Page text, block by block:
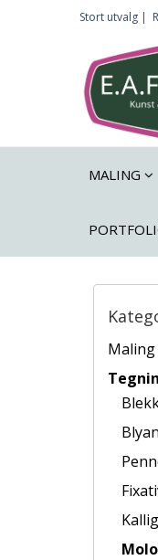
Stort utvalg |
MALING
Maling